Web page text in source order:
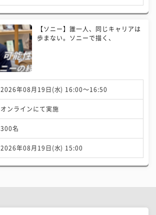
【ソニー】誰一人、同じキャリアは
歩まない。ソニーで描く、
2026年08月19日(水) 16:00〜16:50
オンラインにて実施
300名
2026年08月19日(水) 15:00